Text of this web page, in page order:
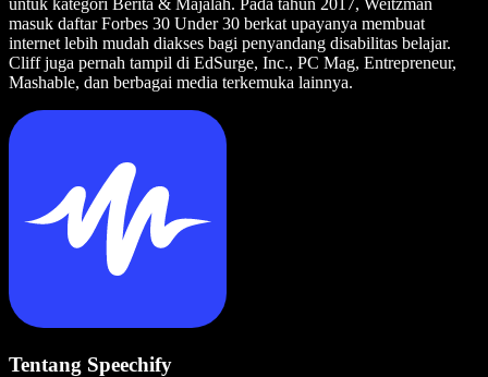
masuk daftar Forbes 30 Under 30 berkat upayanya membuat
internet lebih mudah diakses bagi penyandang disabilitas belajar.
Cliff juga pernah tampil di EdSurge, Inc., PC Mag, Entrepreneur,
Mashable, dan berbagai media terkemuka lainnya.
Tentang Speechify